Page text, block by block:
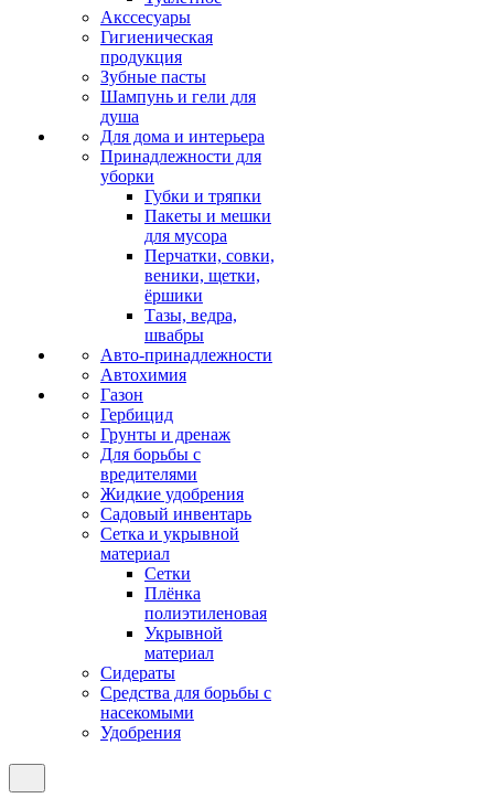
Акссесуары
Гигиеническая
продукция
Зубные пасты
Шампунь и гели для
душа
Для дома и интерьера
Принадлежности для
уборки
Губки и тряпки
Пакеты и мешки
для мусора
Перчатки, совки,
веники, щетки,
ёршики
Тазы, ведра,
швабры
Авто-принадлежности
Автохимия
Газон
Гербицид
Грунты и дренаж
Для борьбы с
вредителями
Жидкие удобрения
Садовый инвентарь
Сетка и укрывной
материал
Сетки
Плёнка
полиэтиленовая
Укрывной
материал
Сидераты
Средства для борьбы с
насекомыми
Удобрения